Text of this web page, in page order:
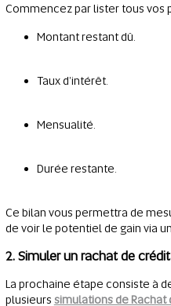
Commencez par lister tous vos
Montant restant dû.
Taux d’intérêt.
Mensualité.
Durée restante.
Ce bilan vous permettra de
de voir le potentiel de gain via un
2. Simuler un rachat de crédit
La prochaine étape consiste à
plusieurs simulations de Rachat